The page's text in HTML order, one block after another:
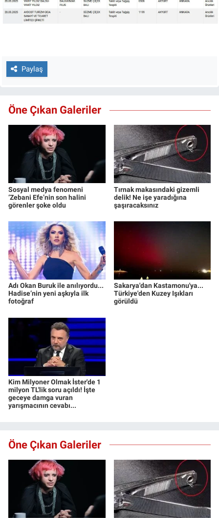
Paylaş
Öne Çıkan Galeriler
Sosyal medya fenomeni
‘Zebani Efe’nin son halini
görenler şoke oldu
Tırnak makasındaki gizemli
delik! Ne işe yaradığına
şaşıracaksınız
Adı Okan Buruk ile anılıyordu...
Hadise’nin yeni aşkıyla ilk
fotoğraf
Sakarya'dan Kastamonu'ya...
Türkiye'den Kuzey Işıkları
görüldü
Kim Milyoner Olmak İster'de 1
milyon TL'lik soru açıldı! İşte
geceye damga vuran
yarışmacının cevabı...
Öne Çıkan Galeriler